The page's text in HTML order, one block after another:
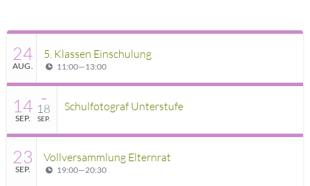
24
AUG.
5. Klassen Einschulung
11:00—13:00
14
SEP.
–
18
SEP.
Schulfotograf Unterstufe
23
SEP.
Vollversammlung Elternrat
19:00—20:30